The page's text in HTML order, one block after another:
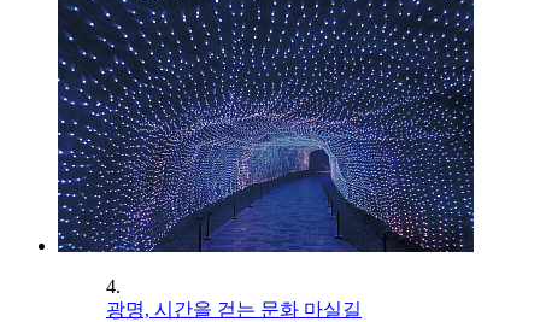
4.
광명, 시간을 걷는 문화 마실길